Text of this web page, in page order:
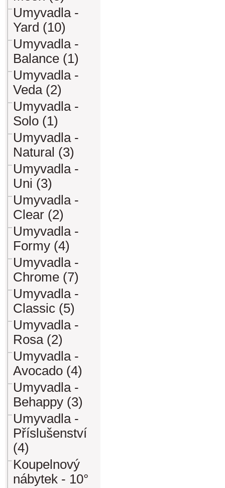
Umyvadla -
Yard (10)
Umyvadla -
Balance (1)
Umyvadla -
Veda (2)
Umyvadla -
Solo (1)
Umyvadla -
Natural (3)
Umyvadla -
Uni (3)
Umyvadla -
Clear (2)
Umyvadla -
Formy (4)
Umyvadla -
Chrome (7)
Umyvadla -
Classic (5)
Umyvadla -
Rosa (2)
Umyvadla -
Avocado (4)
Umyvadla -
Behappy (3)
Umyvadla -
Příslušenství
(4)
Koupelnový
nábytek - 10°